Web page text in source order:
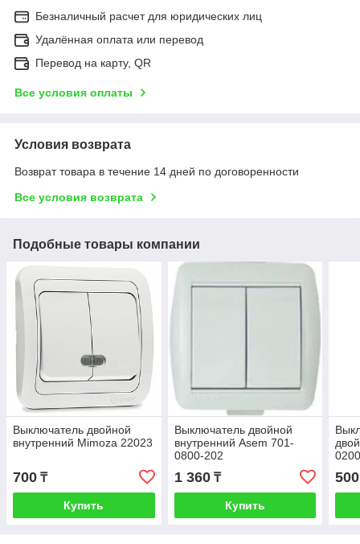
Безналичный расчет для юридических лиц
Удалённая оплата или перевод
Перевод на карту, QR
Все условия оплаты
Условия возврата
Возврат товара в течение 14 дней по договоренности
Все условия возврата
Подобные товары компании
Выключатель двойной
внутренний Mimoza 22023
700 ₸
Купить
Выключатель двойной
внутренний Asem 701-
0800-202
1 360₸
Купить
500